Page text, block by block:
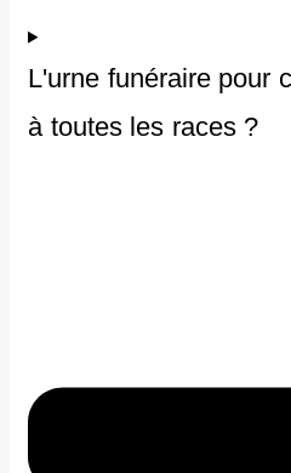
L'urne funéraire pour
à toutes les races ?